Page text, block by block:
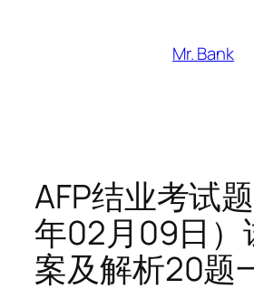
Mr. Bank
AFP结业考试
年02月09日）
案及解析20题